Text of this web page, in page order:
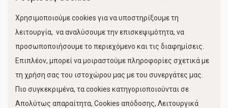
Κίνηση Λιμένος
Χρησιμοποιούμε cookies για να υποστηρίξουμε τη
λειτουργία, να αναλύσουμε την επισκεψιμότητα, να
προσωποποιήσουμε το περιεχόμενο και τις διαφημίσεις.
Επιπλέον, μπορεί να μοιραστούμε πληροφορίες σχετικά με
τη χρήση σας του ιστοχώρου μας με του συνεργάτες μας.
Πιο συγκεκριμένα, τα cookies κατηγοριοποιούνται σε
Απολύτως απαραίτητα, Cookies απόδοσης, Λειτουργικά